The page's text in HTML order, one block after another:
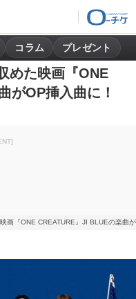
コラム プレゼント
めた映画『ONE
がOP挿入曲に！
画『ONE CREATURE』JI BLUEの楽